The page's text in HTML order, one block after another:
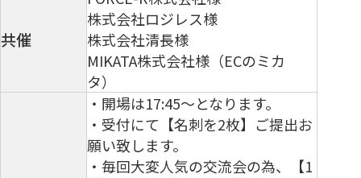
共催
株式会社ロジレス様
株式会社清長様
MIKATA株式会社様（ECのミカ
タ）
・開場は17:45～となります。
・受付にて【名刺を2枚】ご提出お
願い致します。
・毎回大変人気の交流会の為、【1